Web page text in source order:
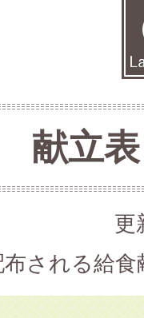
献立表
更
される給